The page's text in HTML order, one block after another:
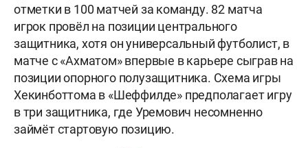
отметки в 100 матчей за команду. 82 матча
игрок провёл на позиции центрального
защитника, хотя он универсальный футболист, в
матче с «Ахматом» впервые в карьере сыграв на
позиции опорного полузащитника. Схема игры
Хекинботтома в «Шеффилде» предполагает игру
в три защитника, где Уремович несомненно
займёт стартовую позицию.